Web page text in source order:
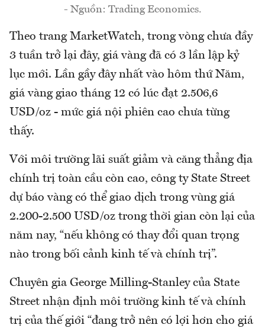
- Nguồn: Trading Economics.
Theo trang MarketWatch, trong vòng chưa đầy
3 tuần trở lại đây, giá vàng đã có 3 lần lập kỷ
lục mới. Lần gầy đây nhất vào hôm thứ Năm,
giá vàng giao tháng 12 có lúc đạt 2.506,6
USD/oz - mức giá nội phiên cao chưa từng
thấy.
Với môi trường lãi suất giảm và căng thẳng địa
chính trị toàn cầu còn cao, công ty State Street
dự báo vàng có thể giao dịch trong vùng giá
2.200-2.500 USD/oz trong thời gian còn lại của
năm nay, “nếu không có thay đổi quan trọng
nào trong bối cảnh kinh tế và chính trị”.
Chuyên gia George Milling-Stanley của State
Street nhận định môi trường kinh tế và chính
trị của thế giới “đang trở nên có lợi hơn cho giá